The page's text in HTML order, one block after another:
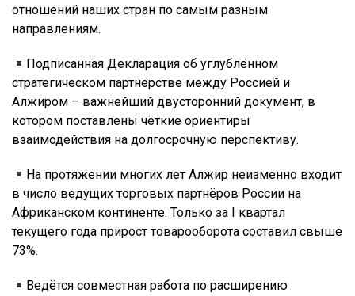
отношений наших стран по самым разным
направлениям.
Подписанная Декларация об углублённом
стратегическом партнёрстве между Россией и
Алжиром – важнейший двусторонний документ, в
котором поставлены чёткие ориентиры
взаимодействия на долгосрочную перспективу.
На протяжении многих лет Алжир неизменно входит
в число ведущих торговых партнёров России на
Африканском континенте. Только за I квартал
текущего года прирост товарооборота составил свыше
73%.
Ведётся совместная работа по расширению